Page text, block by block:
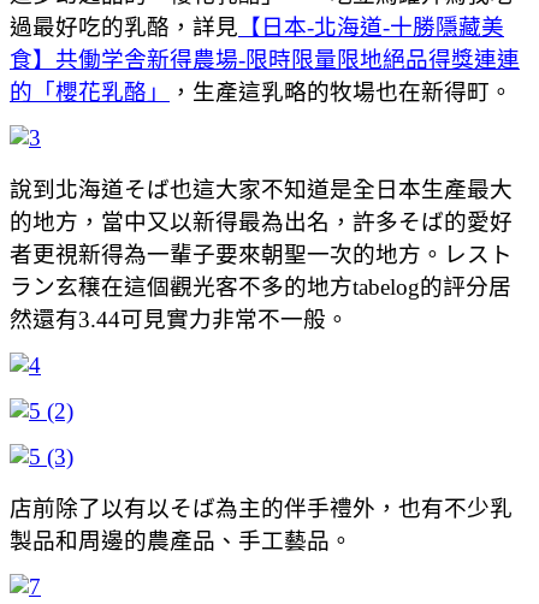
過最好吃的乳酪，詳見 【日本-北海道-十勝隱藏美
食】共働学舎新得農場-限時限量限地絕品得獎連連
的「櫻花乳酪」
，生產這乳略的牧場也在新得町。
說到北海道そば也這大家不知道是全日本生產最大
的地方，當中又以新得最為出名，許多そば的愛好
者更視新得為一輩子要來朝聖一次的地方。レスト
ラン玄穣在這個觀光客不多的地方tabelog的評分居
然還有3.44可見實力非常不一般。
店前除了以有以そば為主的伴手禮外，也有不少乳
製品和周邊的農產品、手工藝品。